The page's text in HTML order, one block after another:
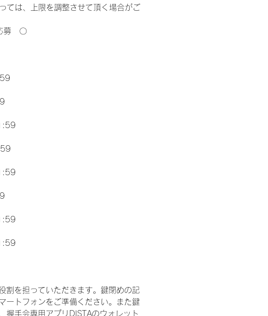
ては、上限を調整させて頂く場合がご
募　〇
割を担っていただきます。鍵閉めの記
ートフォンをご準備ください。また鍵
握手会専用アプリDISTAのウォレット